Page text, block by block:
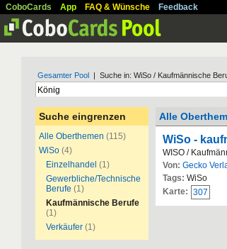
CoboCards App FAQ & Wünsche Feedback
Gesamter Pool | Suche in: WiSo / Kaufmännische
Suche eingrenzen
Alle Oberthemen (115)
WiSo (4)
Einzelhandel (1)
Gewerbliche/Technische
Berufe (1)
Kaufmännische Berufe
(1)
Verkäufer (1)
Alle
WiSo -
WISO /
Von: Gecko
Tags: WiSo
Karte: 307